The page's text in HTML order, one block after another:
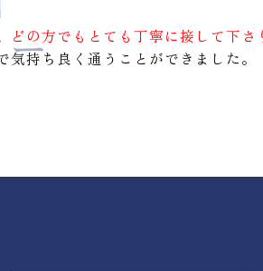
どの方でもとても丁寧に接して下さ
持ち良く通うことができました。